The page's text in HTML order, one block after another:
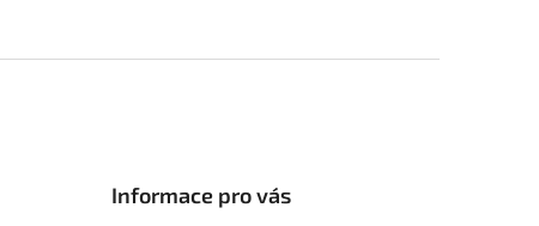
Informace pro vás